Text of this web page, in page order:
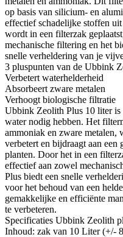
op basis van silicium- en
effectief schadelijke stoffen
wordt in een filterzak
mechanische filtering en het
snelle verheldering van je
3 pluspunten van de Ubbink
Verbetert waterhelderheid
Absorbeert zware metalen
Verhoogt biologische filtratie
Ubbink Zeolith Plus 10 liter is
water nodig hebben. Het
ammoniak en zware
verbetert en bijdraagt aan een
planten. Door het in een
effectief aan zowel
Plus biedt een snelle
voor het behoud van een
gemakkelijke en efficiënte
te verbeteren.
Specificaties Ubbink Zeolith
Inhoud: zak van 10 Liter (+/-